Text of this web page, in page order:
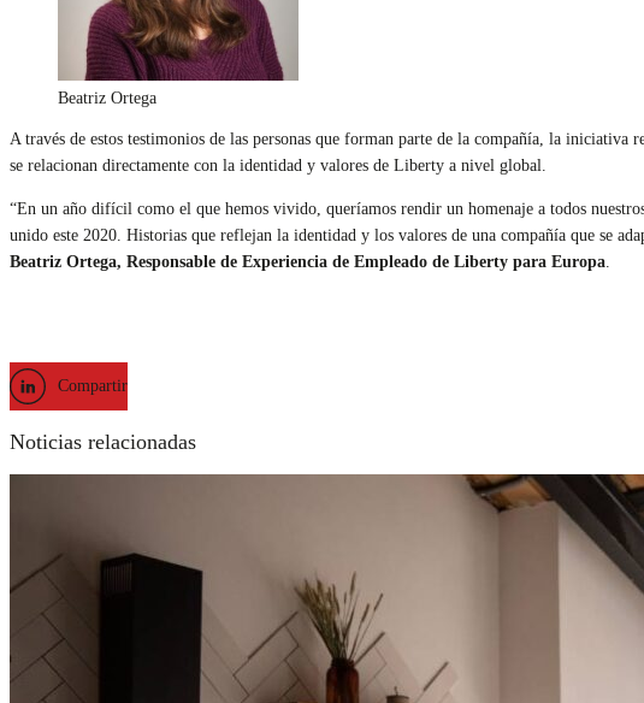
Beatriz Ortega
A través de estos testimonios de las personas que forman parte de la compañía, la iniciativa
se relacionan directamente con la identidad y valores de Liberty a nivel global.
“En un año difícil como el que hemos vivido, queríamos rendir un homenaje a todos
unido este 2020. Historias que reflejan la identidad y los valores de una compañía que se
Beatriz Ortega, Responsable de Experiencia de Empleado de Liberty para Europa
Compartir
Noticias relacionadas